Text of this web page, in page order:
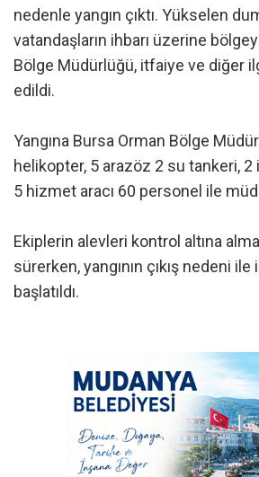
nedenle yangın çıktı. Yükselen
vatandaşların ihbarı üzerine
Bölge Müdürlüğü, itfaiye ve diğer
edildi.
Yangına Bursa Orman Bölge
helikopter, 5 arazöz 2 su tankeri, 2
5 hizmet aracı 60 personel ile
Ekiplerin alevleri kontrol altına
sürerken, yangının çıkış nedeni
başlatıldı.